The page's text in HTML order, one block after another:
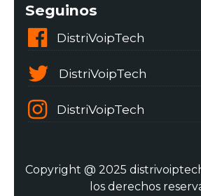
Seguinos
DistriVoipTech
DistriVoipTech
DistriVoipTech
Copyright @ 2025
los derechos